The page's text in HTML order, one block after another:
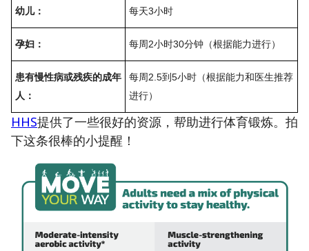
幼儿： 每天3小时
孕妇： 每周2小时30分钟（根据能力进行）
患有慢性病或残疾的成年
人：
每周2.5到5小时（根据能力和医生推荐
进行）
HHS提供了一些很好的资源，帮助进行体育锻炼。拍
下这条很棒的小提醒！